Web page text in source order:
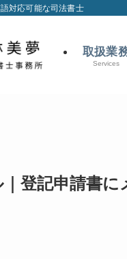
対応可能な司法書士
取扱業
Services
登記申請書